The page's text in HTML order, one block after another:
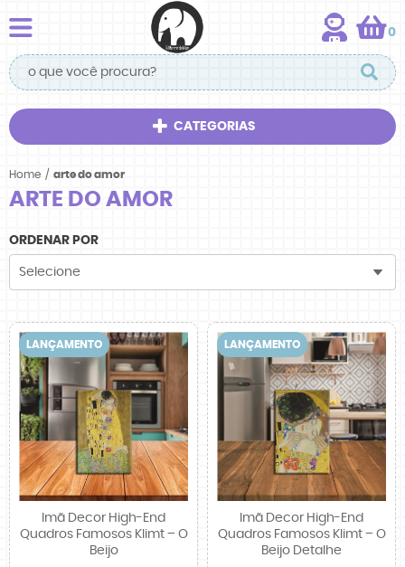
0
CATEGORIAS
ARTE DO AMOR
Home arte do amor
ORDENAR POR
Selecione
LANÇAMENTO
Imã Decor High-End
Quadros Famosos Klimt – O
Beijo
LANÇAMENTO
Imã Decor High-End
Quadros Famosos Klimt – O
Beijo Detalhe